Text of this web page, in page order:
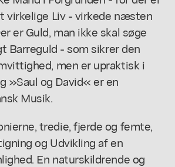
virkelige Liv - virkede næsten
er Guld, man ikke skal søge
Barreguld - som sikrer den
men er upraktisk i
»Saul og David« er en
Musik.
tredie, fjerde og femte,
og Udvikling af en
En naturskildrende og